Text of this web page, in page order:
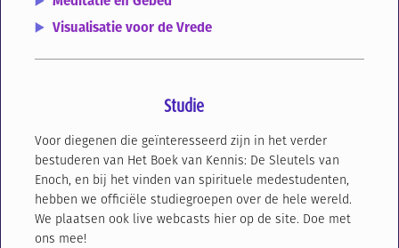
Visualisatie voor de Vrede
Studie
Voor diegenen die geïnteresseerd zijn in het verder
bestuderen van Het Boek van Kennis: De Sleutels van
Enoch, en bij het vinden van spirituele medestudenten,
hebben we officiële studiegroepen over de hele wereld.
We plaatsen ook live webcasts hier op de site. Doe met
ons mee!